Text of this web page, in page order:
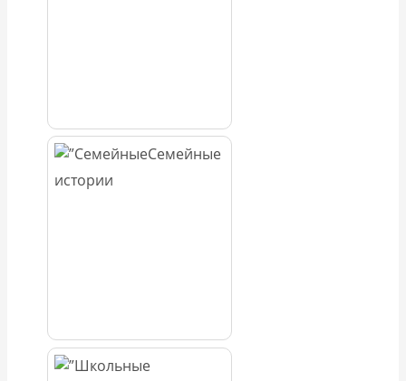
Семейные
истории